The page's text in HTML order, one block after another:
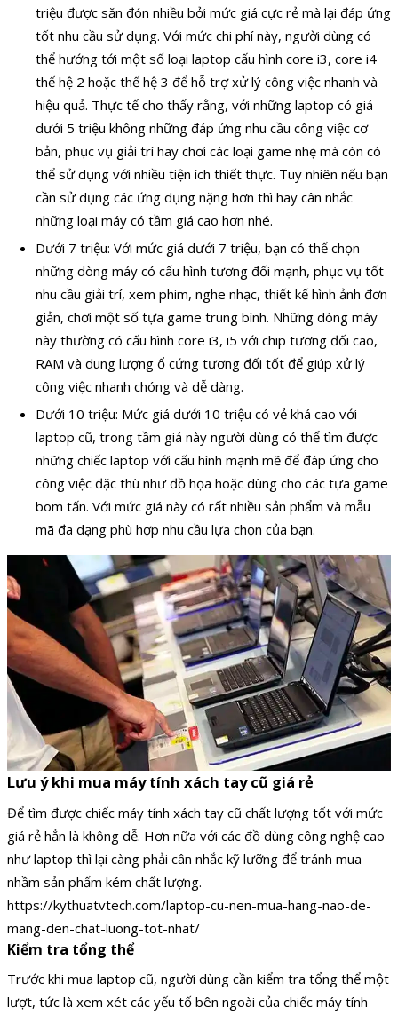
triệu được săn đón nhiều bởi mức giá cực rẻ mà lại đáp ứng
tốt nhu cầu sử dụng. Với mức chi phí này, người dùng có
thể hướng tới một số loại laptop cấu hình core i3, core i4
thế hệ 2 hoặc thế hệ 3 để hỗ trợ xử lý công việc nhanh và
hiệu quả. Thực tế cho thấy rằng, với những laptop có giá
dưới 5 triệu không những đáp ứng nhu cầu công việc cơ
bản, phục vụ giải trí hay chơi các loại game nhẹ mà còn có
thể sử dụng với nhiều tiện ích thiết thực. Tuy nhiên nếu bạn
cần sử dụng các ứng dụng nặng hơn thì hãy cân nhắc
những loại máy có tầm giá cao hơn nhé.
Dưới 7 triệu: Với mức giá dưới 7 triệu, bạn có thể chọn
những dòng máy có cấu hình tương đối mạnh, phục vụ tốt
nhu cầu giải trí, xem phim, nghe nhạc, thiết kế hình ảnh đơn
giản, chơi một số tựa game trung bình. Những dòng máy
này thường có cấu hình core i3, i5 với chip tương đối cao,
RAM và dung lượng ổ cứng tương đối tốt để giúp xử lý
công việc nhanh chóng và dễ dàng.
Dưới 10 triệu: Mức giá dưới 10 triệu có vẻ khá cao với
laptop cũ, trong tầm giá này người dùng có thể tìm được
những chiếc laptop với cấu hình mạnh mẽ để đáp ứng cho
công việc đặc thù như đồ họa hoặc dùng cho các tựa game
bom tấn. Với mức giá này có rất nhiều sản phẩm và mẫu
mã đa dạng phù hợp nhu cầu lựa chọn của bạn.
Lưu ý khi mua máy tính xách tay cũ giá rẻ
Để tìm được chiếc máy tính xách tay cũ chất lượng tốt với mức
giá rẻ hẳn là không dễ. Hơn nữa với các đồ dùng công nghệ cao
như laptop thì lại càng phải cân nhắc kỹ lưỡng để tránh mua
nhầm sản phẩm kém chất lượng.
https://kythuatvtech.com/laptop-cu-nen-mua-hang-nao-de-
mang-den-chat-luong-tot-nhat/
Kiểm tra tổng thể
Trước khi mua laptop cũ, người dùng cần kiểm tra tổng thể một
lượt, tức là xem xét các yếu tố bên ngoài của chiếc máy tính